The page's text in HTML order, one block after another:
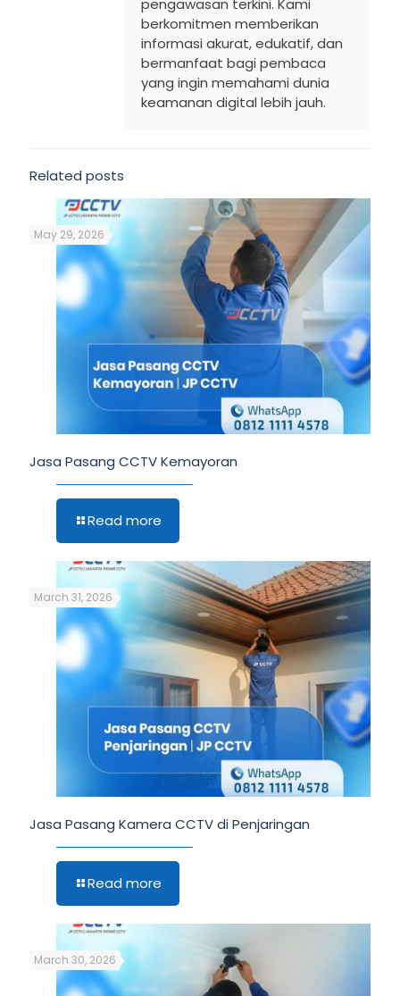
pengawasan terkini. Kami
berkomitmen memberikan
informasi akurat, edukatif, dan
bermanfaat bagi pembaca
yang ingin memahami dunia
keamanan digital lebih jauh.
Related posts
May 29, 2026
Jasa Pasang CCTV Kemayoran
Read more
March 31, 2026
Jasa Pasang Kamera CCTV di Penjaringan
Read more
March 30, 2026